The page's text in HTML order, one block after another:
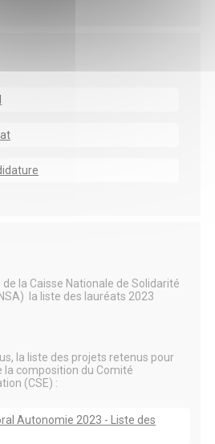
la Caisse Nationale de Solidarité
la liste des lauréats 2023
la liste des projets retenus pour
la composition du Comité
(CSE) :
Autonomie 2023 - Liste des